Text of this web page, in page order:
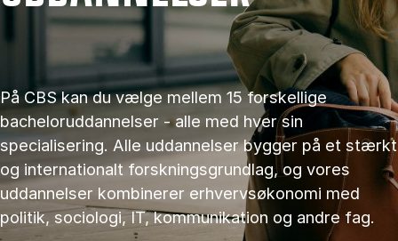
På CBS kan du vælge mellem 15 forskellige
bacheloruddannelser - alle med hver sin
specialisering. Alle uddannelser bygger på et stærkt
og internationalt forskningsgrundlag, og vores
uddannelser kombinerer erhvervsøkonomi med
politik, sociologi, IT, kommunikation og andre fag.